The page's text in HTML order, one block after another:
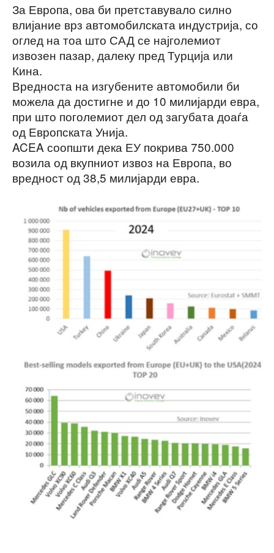
За Европа, ова би претставувало силно
влијание врз автомобилската индустрија, со
оглед на тоа што САД се најголемиот
извозен пазар, далеку пред Турција или
Кина.
Вредноста на изгубените автомобили би
можела да достигне и до 10 милијарди евра,
при што поголемиот дел од загубата доаѓа
од Европската Унија.
ACEA соопшти дека ЕУ покрива 750.000
возила од вкупниот извоз на Европа, во
вредност од 38,5 милијарди евра.